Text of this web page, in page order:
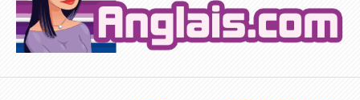
Exercices sur la Date en Anglais
Exercices sur les Nombres en Anglais
Exercices pour apprendre l'heure en Anglais